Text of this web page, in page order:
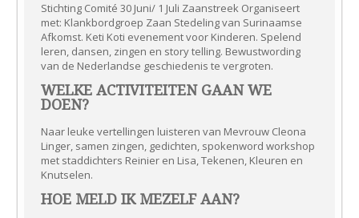
Stichting Comité 30 Juni/ 1 Juli Zaanstreek Organiseert
met: Klankbordgroep Zaan Stedeling van Surinaamse
Afkomst. Keti Koti evenement voor Kinderen. Spelend
leren, dansen, zingen en story telling. Bewustwording
van de Nederlandse geschiedenis te vergroten.
WELKE ACTIVITEITEN GAAN WE
DOEN?
Naar leuke vertellingen luisteren van Mevrouw Cleona
Linger, samen zingen, gedichten, spokenword workshop
met staddichters Reinier en Lisa, Tekenen, Kleuren en
Knutselen.
HOE MELD IK MEZELF AAN?